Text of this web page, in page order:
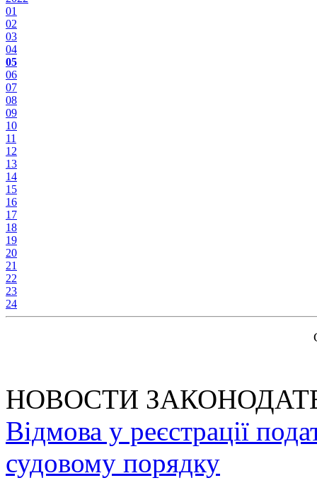
01
02
03
04
05
06
07
08
09
10
11
12
13
14
15
16
17
18
19
20
21
22
23
24
НОВОСТИ
Відмова у реєстрації
судовому порядку